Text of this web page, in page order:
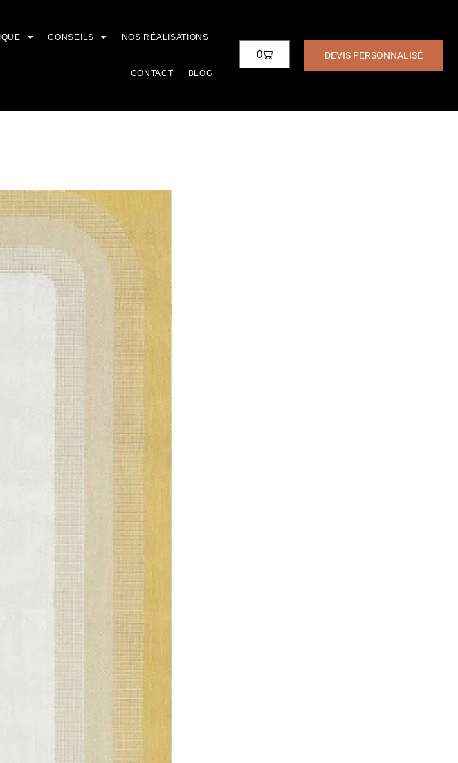
CONSEILS NOS RÉALISATIONS
CONTACT BLOG
0 DEVIS PERSONNALISÉ